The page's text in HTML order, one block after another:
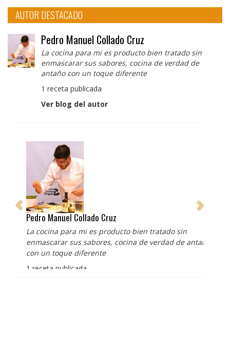
AUTOR DESTACADO
Pedro Manuel Collado Cruz
La cocina para mi es producto bien tratado sin
enmascarar sus sabores, cocina de verdad de
antaño con un toque diferente
1 receta publicada
Ver blog del autor
Pedro Manuel Collado Cruz
La cocina para mi es producto bien tratado sin
enmascarar sus sabores, cocina de verdad de antaño
con un toque diferente
1 receta publicada